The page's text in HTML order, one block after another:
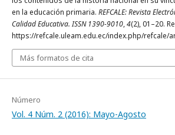
en la educación primaria. REFCALE: Revista
Calidad Educativa. ISSN 1390-9010,4(2), 01–20.
https://refcale.uleam.edu.ec/index.php/refcale/
Más formatos de cita
Número
Vol. 4 Núm. 2 (2016): Mayo-Agosto